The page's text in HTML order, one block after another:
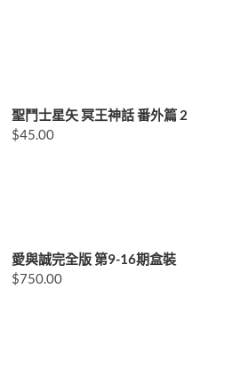
聖鬥士星矢 冥王神話 番外篇 2
$45.00
愛與誠完全版 第9-16期盒裝
$750.00